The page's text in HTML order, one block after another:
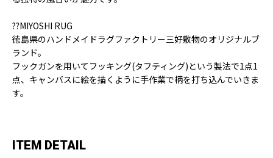
??MIYOSHI RUG
徳島県のハンドメイドラグファクトリー三好敷物のオリジナルブ
ランド。
フックガンを用いてフッキング(タフティング)という製法で1点1
点、キャンバスに絵を描くように手作業で柄を打ち込んでいきま
す。
ITEM DETAIL